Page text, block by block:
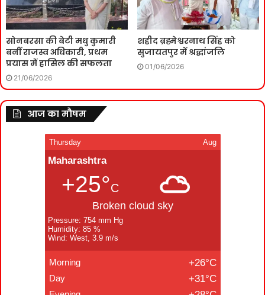
सोनबरसा की बेटी मधु कुमारी
बनीं राजस्व अधिकारी, प्रथम
प्रयास में हासिल की सफलता
21/06/2026
शहीद ब्रह्मेश्वरनाथ सिंह को
सुजायतपुर में श्रद्धांजलि
01/06/2026
आज का मौषम
Thursday Aug
Maharashtra
+25°C
Broken cloud sky
Pressure: 754 mm Hg
Humidity: 85 %
Wind: West, 3.9 m/s
Morning +26°C
Day +31°C